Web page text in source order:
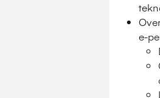
e-